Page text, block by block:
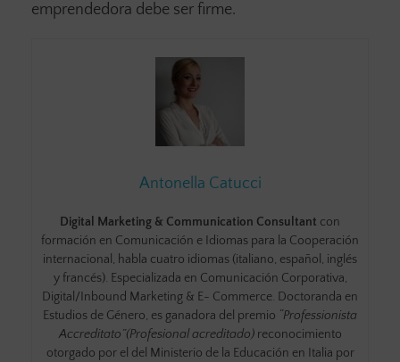
emprendedora debe ser firme.
Antonella Catucci
Digital Marketing & Communication Consultant con
formación en Comunicación e Idiomas para la Cooperación
internacional, habla cuatro idiomas (italiano, español, inglés
y francés). Especializada en Comunicación Corporativa,
Digital/Inbound Marketing & E- Commerce. Doctoranda en
Estudios de Género, es ganadora del premio “Professionista
Accreditato”(Profesional acreditado)reconocimiento
otorgado por el del Ministerio de la Educación en Italia por